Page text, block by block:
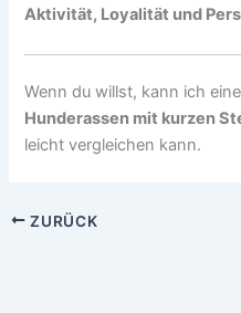
Aktivität, Loyalität und
Wenn du willst, kann ich
Hunderassen mit kurzen
leicht vergleichen kann.
ZURÜCK